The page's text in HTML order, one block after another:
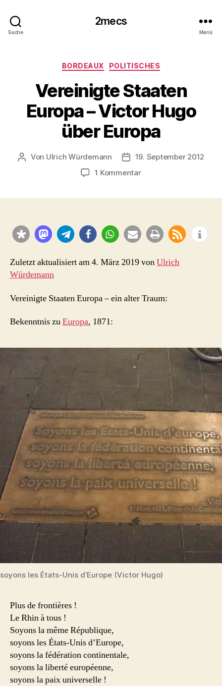
Suche
2mecs
Menü
Kategorien
BORDEAUX POLITISCHES
Vereinigte Staaten
Europa – Victor Hugo
über Europa
Beitragsautor
Von Ulrich Würdemann Beitragsdatum
19. September 2012
1 Kommentarzu
Victor
Hugo
Europa
Zuletzt aktualisiert am 4. März 2019 vonUlrich
Würdemann
Vereinigte Staaten Europa – ein alter Traum:
Bekenntnis zuEuropa, 1871:
soyons les États-Unis d’Europe (Victor Hugo)
Plus de frontières !
Le Rhin à tous !
Soyons la même République,
soyons les États-Unis d’Europe,
soyons la fédération continentale,
soyons la liberté européenne,
soyons la paix universelle !